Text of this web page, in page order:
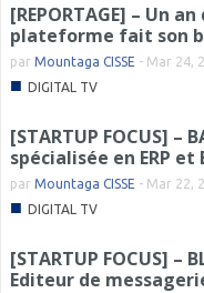
[REPORTAGE] – Un
plateforme fait son
par Mountaga CISSE - Mar 24,
■ DIGITAL TV
[STARTUP FOCUS] –
spécialisée en ERP et
par Mountaga CISSE - Mar 22,
■ DIGITAL TV
[STARTUP FOCUS] –
Editeur de